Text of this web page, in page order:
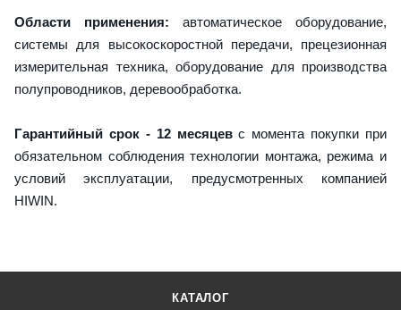
Области применения: автоматическое оборудование,
системы для высокоскоростной передачи, прецезионная
измерительная техника, оборудование для производства
полупроводников, деревообработка.
Гарантийный срок - 12 месяцевс момента покупки при
обязательном соблюдения технологии монтажа, режима и
условий эксплуатации, предусмотренных компанией
HIWIN.
КАТАЛОГ